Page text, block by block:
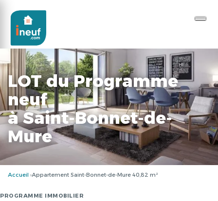
LOT du Programme
neuf
à Saint-Bonnet-de-
Mure
Accueil Appartement Saint-Bonnet-de-Mure 40,82 m²
PROGRAMME IMMOBILIER